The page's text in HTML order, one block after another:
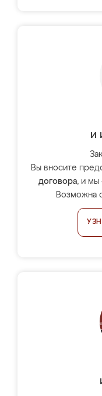
и
Вы вносите
договора, и мы
Возможна